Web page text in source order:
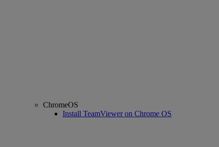
ChromeOS
Install TeamViewer on Chrome OS